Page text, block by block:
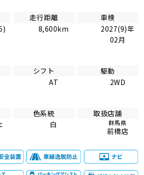
走行距離
8,600km
車検
2027(9)年
02月
シフト
AT
駆動
2WD
色系統
白
取扱店舗
群馬県
前橋店